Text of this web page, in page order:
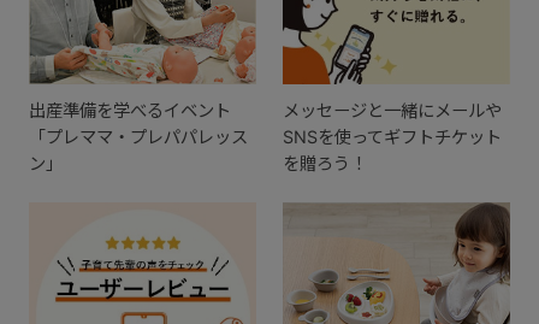
出産準備を学べるイベント
「プレママ・プレパパレッス
ン」
メッセージと一緒にメールや
SNSを使ってギフトチケット
を贈ろう！